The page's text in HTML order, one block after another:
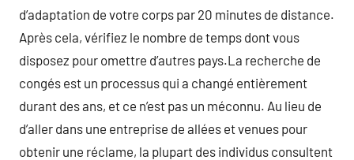
d’adaptation de votre corps par 20 minutes de distance.
Après cela, vérifiez le nombre de temps dont vous
disposez pour omettre d’autres pays.La recherche de
congés est un processus qui a changé entièrement
durant des ans, et ce n’est pas un méconnu. Au lieu de
d’aller dans une entreprise de allées et venues pour
obtenir une réclame, la plupart des individus consultent